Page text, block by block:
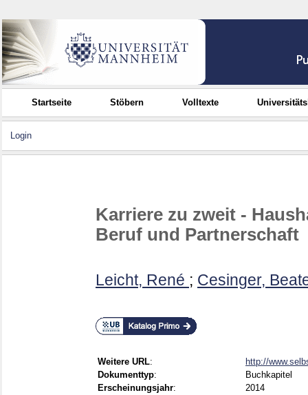
Startseite Stöbern Volltexte
Login
Karriere zu zweit -
Beruf und Partnerschaft
Leicht, René ; Cesinger,
Weitere URL:
http://
Dokumenttyp:
Buchkapitel
Erscheinungsjahr:
2014